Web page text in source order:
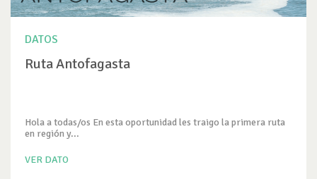
DATOS
Ruta Antofagasta
Hola a todas/os En esta oportunidad les traigo la primera ruta
en región y...
VER DATO